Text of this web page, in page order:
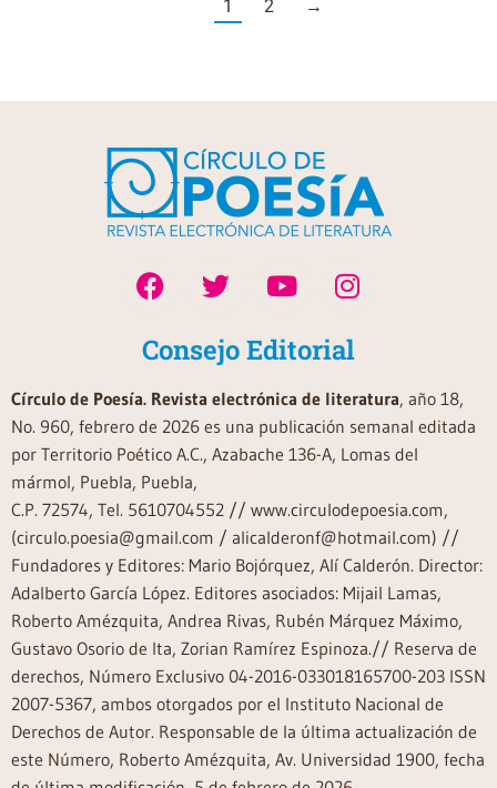
1 2 →
Consejo Editorial
Círculo de Poesía. Revista electrónica de literatura, año 18,
No. 960, febrero de 2026 es una publicación semanal editada
por Territorio Poético A.C., Azabache 136-A, Lomas del
mármol, Puebla, Puebla,
C.P. 72574, Tel. 5610704552 // www.circulodepoesia.com,
(circulo.poesia@gmail.com / alicalderonf@hotmail.com) //
Fundadores y Editores: Mario Bojórquez, Alí Calderón. Director:
Adalberto García López. Editores asociados: Mijail Lamas,
Roberto Amézquita, Andrea Rivas, Rubén Márquez Máximo,
Gustavo Osorio de Ita, Zorian Ramírez Espinoza.// Reserva de
derechos, Número Exclusivo 04-2016-033018165700-203 ISSN
2007-5367, ambos otorgados por el Instituto Nacional de
Derechos de Autor. Responsable de la última actualización de
este Número, Roberto Amézquita, Av. Universidad 1900, fecha